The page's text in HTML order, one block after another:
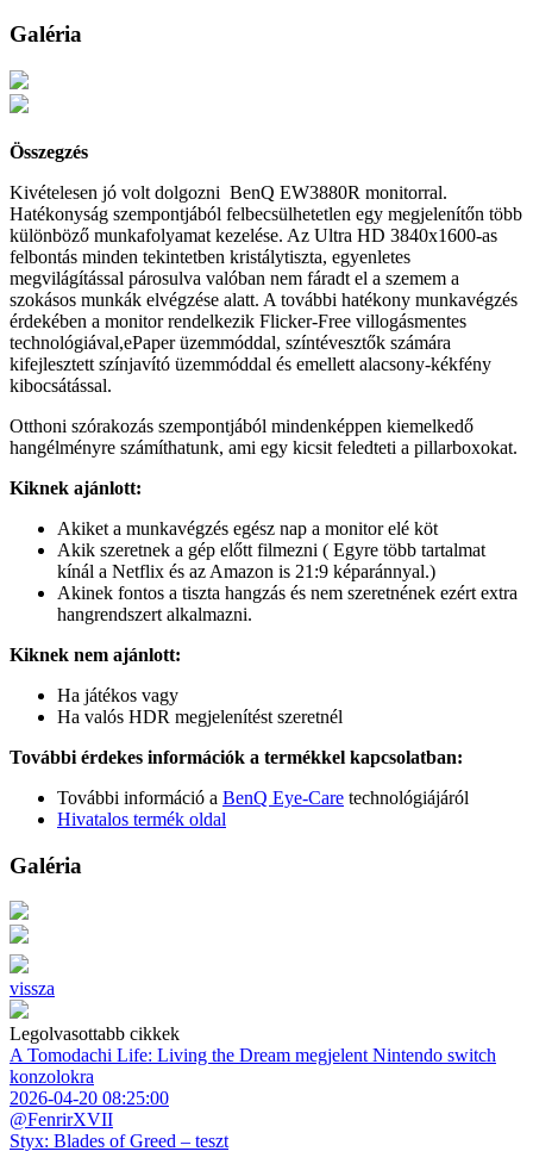
Galéria
Összegzés
Kivételesen jó volt dolgozni BenQ EW3880R monitorral.
Hatékonyság szempontjából felbecsülhetetlen egy megjelenítőn több
különböző munkafolyamat kezelése. Az Ultra HD 3840x1600-as
felbontás minden tekintetben kristálytiszta, egyenletes
megvilágítással párosulva valóban nem fáradt el a szemem a
szokásos munkák elvégzése alatt. A további hatékony munkavégzés
érdekében a monitor rendelkezik Flicker-Free villogásmentes
technológiával,ePaper üzemmóddal, színtévesztők számára
kifejlesztett színjavító üzemmóddal és emellett alacsony-kékfény
kibocsátással.
Otthoni szórakozás szempontjából mindenképpen kiemelkedő
hangélményre számíthatunk, ami egy kicsit feledteti a pillarboxokat.
Kiknek ajánlott:
Akiket a munkavégzés egész nap a monitor elé köt
Akik szeretnek a gép előtt filmezni ( Egyre több tartalmat
kínál a Netflix és az Amazon is 21:9 képaránnyal.)
Akinek fontos a tiszta hangzás és nem szeretnének ezért extra
hangrendszert alkalmazni.
Kiknek nem ajánlott:
Ha játékos vagy
Ha valós HDR megjelenítést szeretnél
További érdekes információk a termékkel kapcsolatban:
További információ a BenQ Eye-Care technológiájáról
Hivatalos termék oldal
Galéria
vissza
Legolvasottabb cikkek
A Tomodachi Life: Living the Dream megjelent Nintendo switch
konzolokra
2026-04-20 08:25:00
@FenrirXVII
Styx: Blades of Greed – teszt